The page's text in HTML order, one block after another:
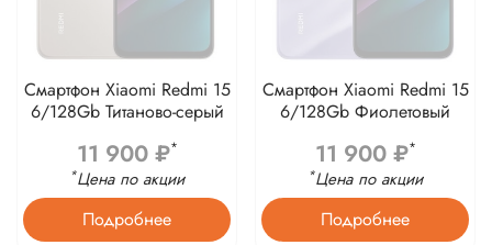
Смартфон Xiaomi Redmi 15
6/128Gb Титаново-серый
11 900 ₽*
*Цена по акции
Подробнее
Смартфон Xiaomi Redmi 15
6/128Gb Фиолетовый
11 900 ₽*
*Цена по акции
Подробнее